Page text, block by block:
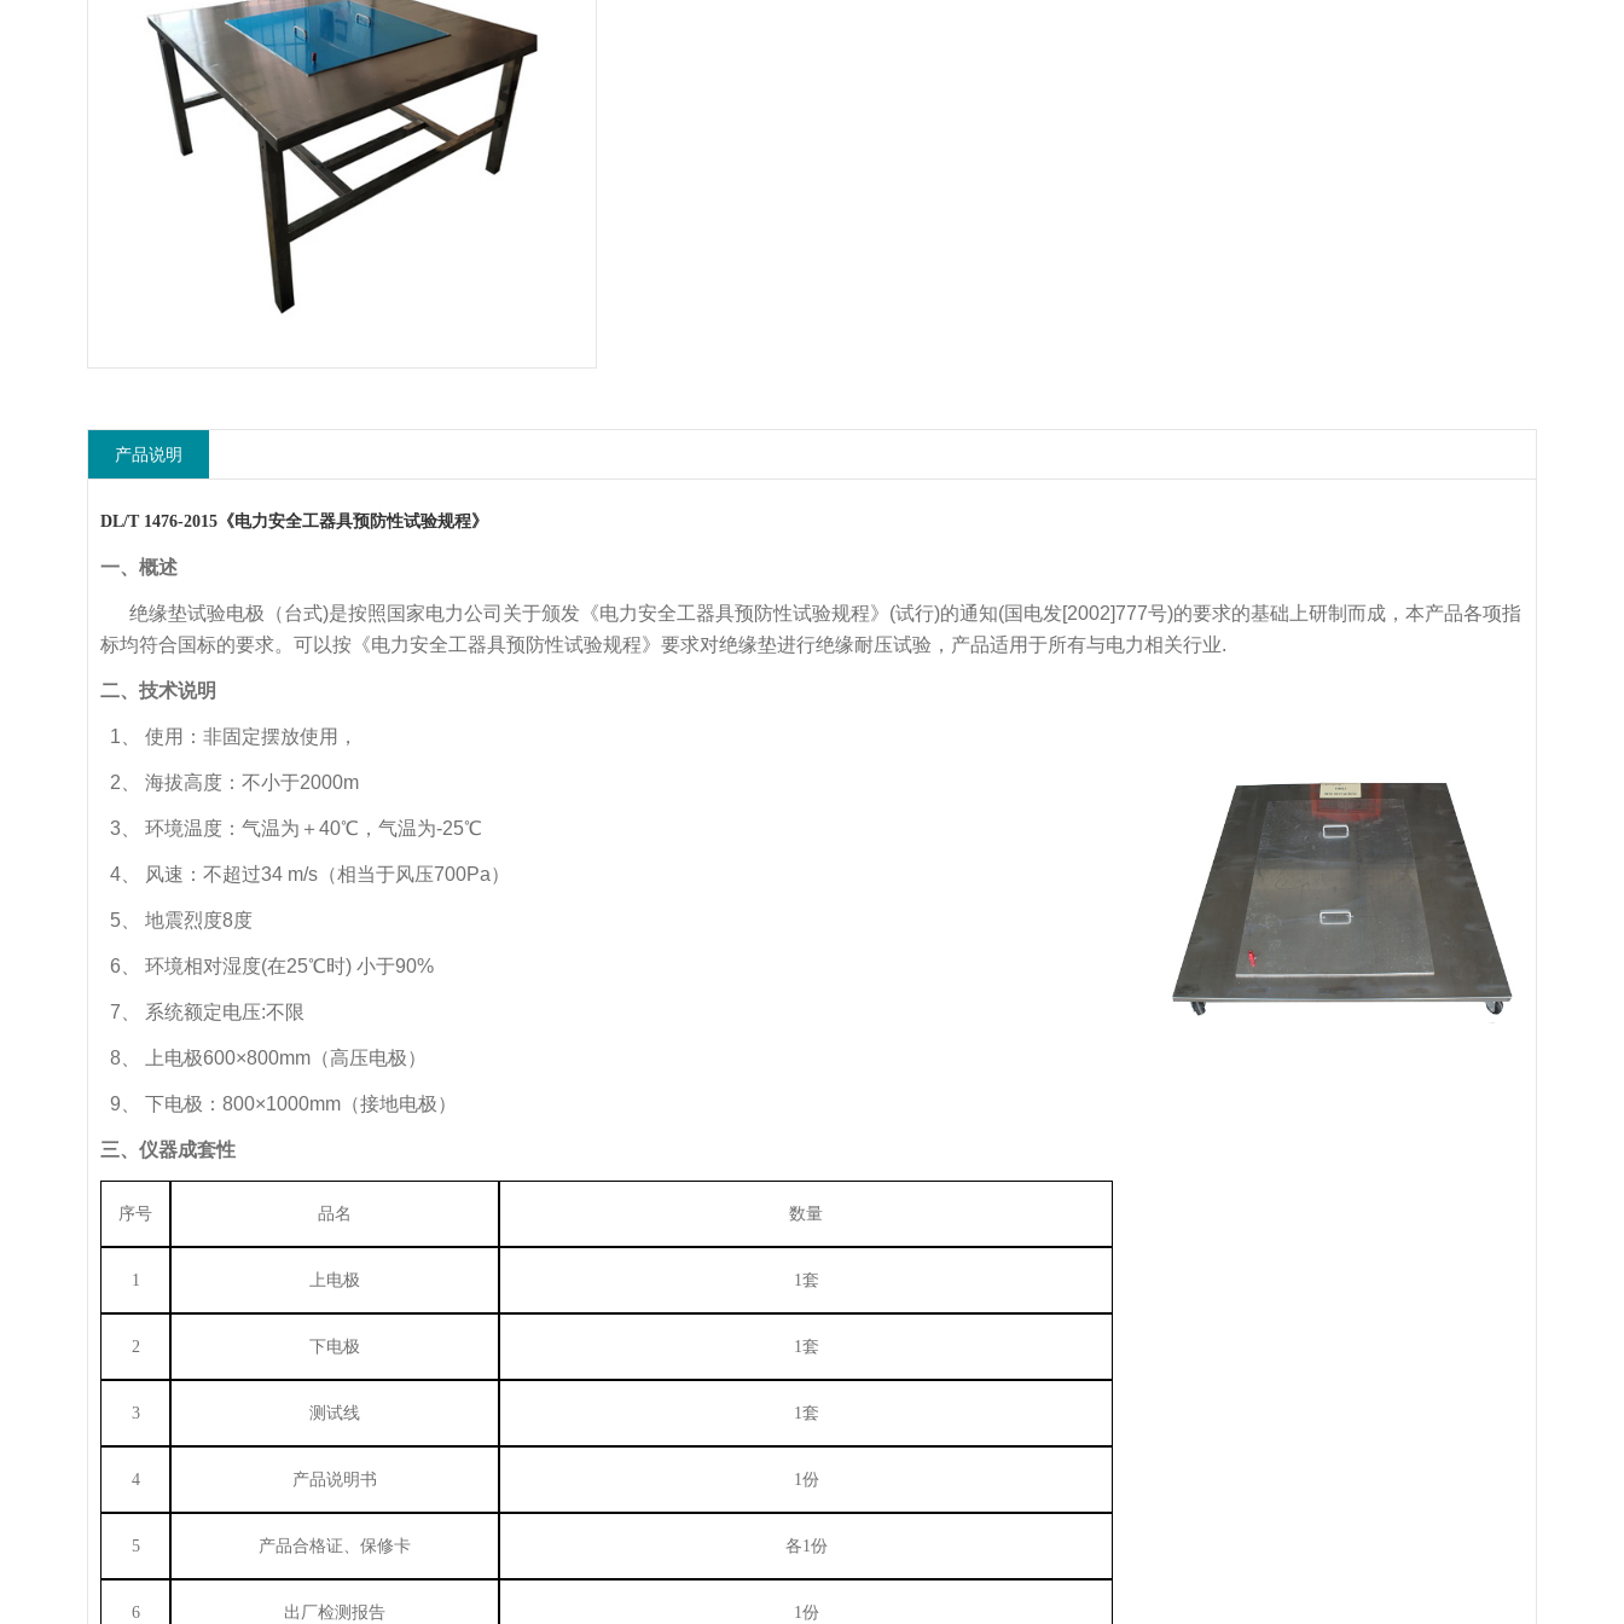
产品说明
DL/T 1476-2015《电力安全工器具预防性试验规程》
一、概述
绝缘垫试验电极（台式)是按照国家电力公司关于颁发《电力安全工器具预防性试验规程》(试行)的通知(国电发[2002]777号)的要求的基础上研制而成，本产品各项指
标均符合国标的要求。可以按《电力安全工器具预防性试验规程》要求对绝缘垫进行绝缘耐压试验，产品适用于所有与电力相关行业.
二、技术说明
1、 使用：非固定摆放使用，
2、 海拔高度：不小于2000m
3、 环境温度：气温为＋40℃，气温为-25℃
4、 风速：不超过34 m/s（相当于风压700Pa）
5、 地震烈度8度
6、 环境相对湿度(在25℃时) 小于90%
7、 系统额定电压:不限
8、 上电极600×800mm（高压电极）
9、 下电极：800×1000mm（接地电极）
三、仪器成套性
序号 品名 数量
1 上电极 1 套
2 下电极 1 套
3 测试线 1 套
4 产品说明书 1 份
5 产品合格证、保修卡 各1 份
6 出厂检测报告 1 份